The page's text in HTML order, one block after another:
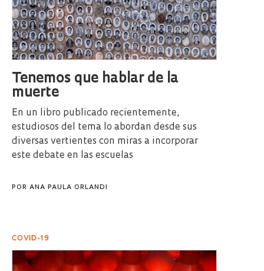
Tenemos que hablar de la
muerte
En un libro publicado recientemente,
estudiosos del tema lo abordan desde sus
diversas vertientes con miras a incorporar
este debate en las escuelas
POR ANA PAULA ORLANDI
COVID-19